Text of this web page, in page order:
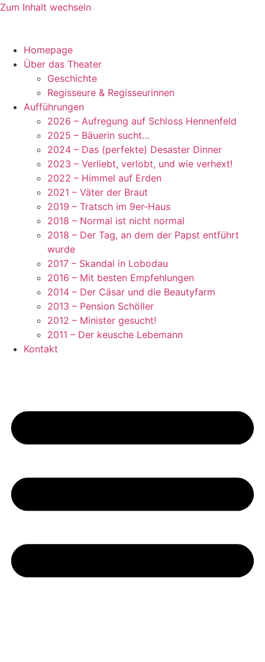
Zum Inhalt wechseln
Homepage
Über das Theater
Geschichte
Regisseure & Regisseurinnen
Aufführungen
2026 – Aufregung auf Schloss Hennenfeld
2025 – Bäuerin sucht…
2024 – Das (perfekte) Desaster Dinner
2023 – Verliebt, verlobt, und wie verhext!
2022 – Himmel auf Erden
2021 – Väter der Braut
2019 – Tratsch im 9er-Haus
2018 – Normal ist nicht normal
2018 – Der Tag, an dem der Papst entführt
wurde
2017 – Skandal in Lobodau
2016 – Mit besten Empfehlungen
2014 – Der Cäsar und die Beautyfarm
2013 – Pension Schöller
2012 – Minister gesucht!
2011 – Der keusche Lebemann
Kontakt